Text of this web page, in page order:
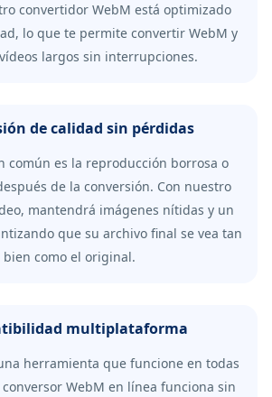
convertidor WebM está optimizado
lo que te permite convertir WebM y
largos sin interrupciones.
de calidad sin pérdidas
común es la reproducción borrosa o
de la conversión. Con nuestro
mantendrá imágenes nítidas y un
que su archivo final se vea tan
bien como el original.
multiplataforma
herramienta que funcione en todas
WebM en línea funciona sin